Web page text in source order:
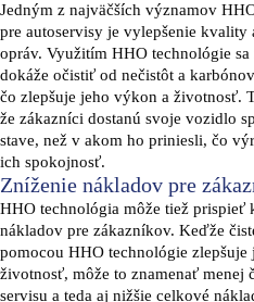
Jedným z najväčších významov
pre autoservisy je vylepšenie kvality
opráv. Využitím HHO technológie
dokáže očistiť od nečistôt a
čo zlepšuje jeho výkon a životnosť.
že zákazníci dostanú svoje vozidlo
stave, než v akom ho priniesli, čo
ich spokojnosť.
Zníženie nákladov pre
HHO technológia môže tiež prispieť
nákladov pre zákazníkov. Keďže
pomocou HHO technológie zlepšuje
životnosť, môže to znamenať menej
servisu a teda aj nižšie celkové